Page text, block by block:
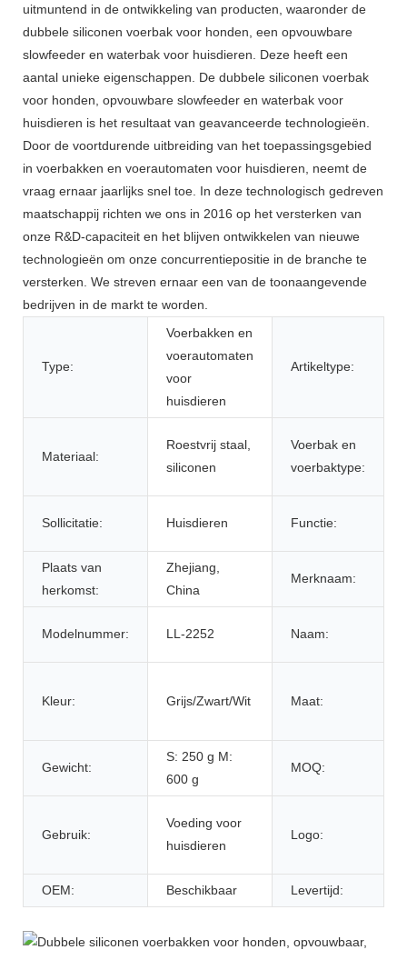
uitmuntend in de ontwikkeling van producten, waaronder de
dubbele siliconen voerbak voor honden, een opvouwbare
slowfeeder en waterbak voor huisdieren. Deze heeft een
aantal unieke eigenschappen. De dubbele siliconen voerbak
voor honden, opvouwbare slowfeeder en waterbak voor
huisdieren is het resultaat van geavanceerde technologieën.
Door de voortdurende uitbreiding van het toepassingsgebied
in voerbakken en voerautomaten voor huisdieren, neemt de
vraag ernaar jaarlijks snel toe. In deze technologisch gedreven
maatschappij richten we ons in 2016 op het versterken van
onze R&D-capaciteit en het blijven ontwikkelen van nieuwe
technologieën om onze concurrentiepositie in de branche te
versterken. We streven ernaar een van de toonaangevende
bedrijven in de markt te worden.
Type:
Voerbakken en
voerautomaten
voor
huisdieren
Artikeltype:
Materiaal:
Roestvrij staal,
siliconen
Voerbak en
voerbaktype:
Sollicitatie: Huisdieren Functie:
Plaats van
herkomst:
Zhejiang,
China
Merknaam:
Modelnummer: LL-2252 Naam:
Kleur: Grijs/Zwart/Wit Maat:
Gewicht:
S: 250 g M:
600 g
MOQ:
Gebruik:
Voeding voor
huisdieren
Logo:
OEM: Beschikbaar Levertijd: